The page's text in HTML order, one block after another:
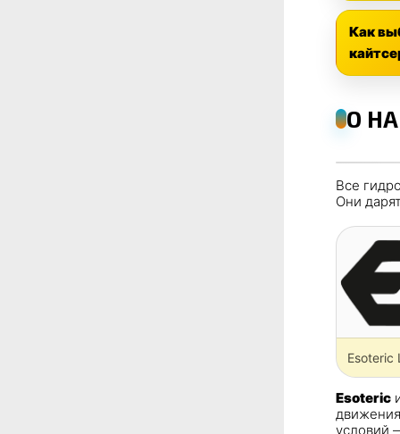
Как
О
Все
Они
Esoteric
Esoteric
условий